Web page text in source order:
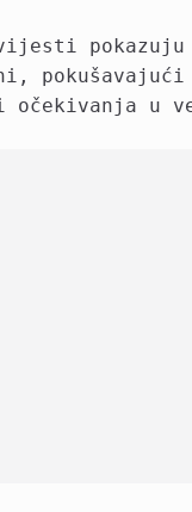
pokazuju
pokušavajući
očekivanja u